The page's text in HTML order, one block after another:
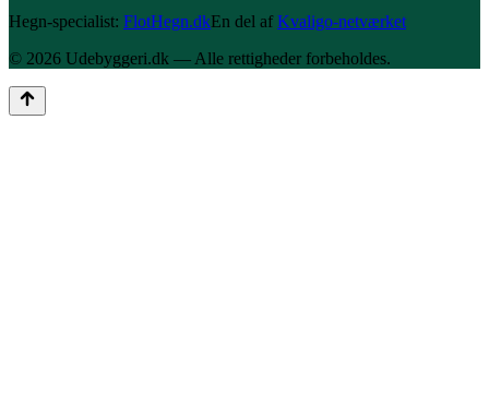
Hegn-specialist: FlotHegn.dkEn del af Kvaligo-netværket
© 2026 Udebyggeri.dk — Alle rettigheder forbeholdes.